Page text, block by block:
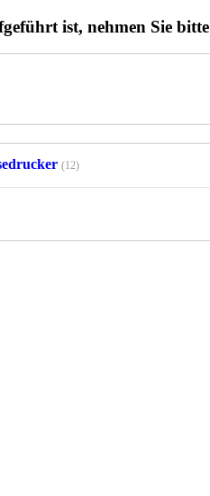
ist, nehmen Sie bitte
(12)